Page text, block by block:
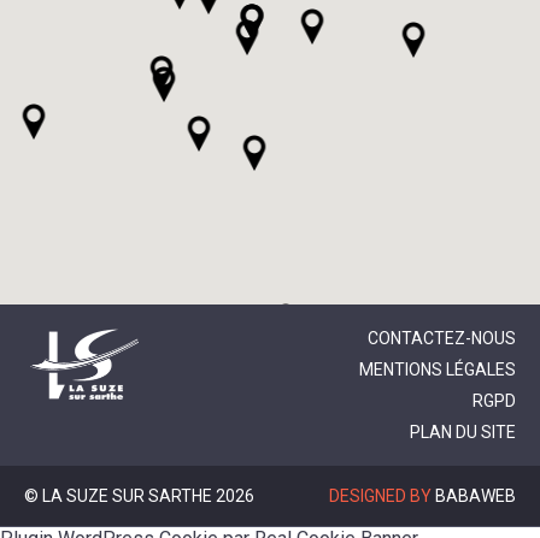
CONTACTEZ-NOUS
MENTIONS LÉGALES
RGPD
PLAN DU SITE
© LA SUZE SUR SARTHE 2026 DESIGNED BY BABAWEB